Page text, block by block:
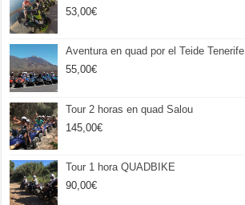
53,00€
Aventura en quad por el Teide Tenerife
55,00€
Tour 2 horas en quad Salou
145,00€
Tour 1 hora QUADBIKE
90,00€